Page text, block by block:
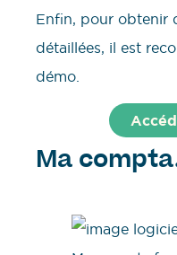
Enfin, pour obtenir
détaillées, il est
démo.
Ma